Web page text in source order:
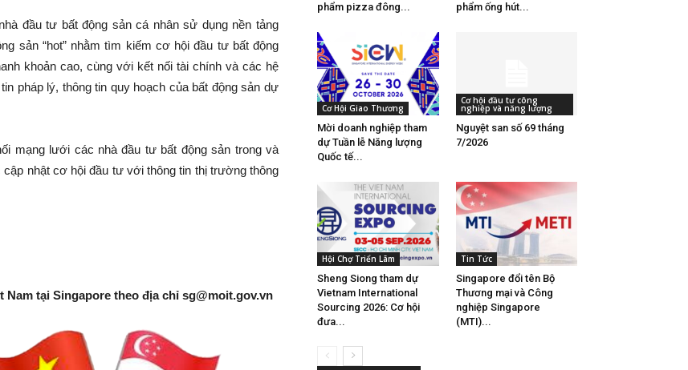
đầu tư bất động sản cá nhân sử dụng nền tảng
sản “hot” nhằm tìm kiếm cơ hội đầu tư bất động
khoản cao, cùng với kết nối tài chính và các hệ
pháp lý, thông tin quy hoạch của bất động sản dự
mạng lưới các nhà đầu tư bất động sản trong và
nhật cơ hội đầu tư với thông tin thị trường thông
Nam tại Singapore theo địa chỉ sg@moit.gov.vn
phẩm pizza đông...
phẩm ống hút...
Cơ Hội Giao Thương
Mời doanh nghiệp tham
dự Tuần lễ Năng lượng
Quốc tế...
Cơ hội đầu tư công
nghiệp và năng lượng
Nguyệt san số 69 tháng
7/2026
Hội Chợ Triển Lãm
Sheng Siong tham dự
Vietnam International
Sourcing 2026: Cơ hội
đưa...
Tin Tức
Singapore đổi tên Bộ
Thương mại và Công
nghiệp Singapore
(MTI)...